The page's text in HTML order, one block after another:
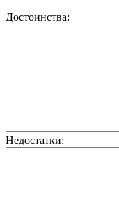
Достоинства:
Недостатки: